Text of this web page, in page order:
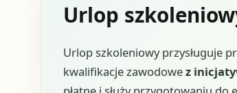
Urlop
Urlop szkoleniowy przysługuje
kwalifikacje zawodowez